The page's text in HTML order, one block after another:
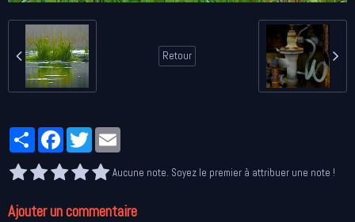
Retour
PartagerFacebookTwitter
Aucune note. Soyez le premier à attribuer une note !
Ajouter un commentaire